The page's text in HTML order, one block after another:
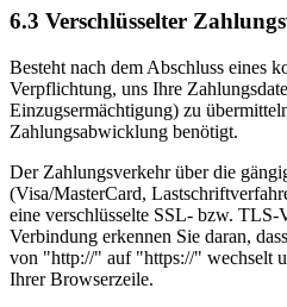
6.3 Verschlüsselter
Besteht nach dem Abschluss eines
Verpflichtung, uns Ihre
Einzugsermächtigung) zu
Zahlungsabwicklung benötigt.
Der Zahlungsverkehr über die
(Visa/MasterCard,
eine verschlüsselte SSL- bzw. TLS-
Verbindung erkennen Sie daran,
von "http://" auf "https://" wechselt
Ihrer Browserzeile.